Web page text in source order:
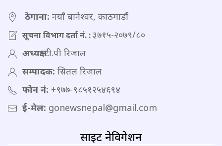
ठेगाना: नयाँ बानेश्वर, काठमाडौं
सूचना विभाग दर्ता नं. :३७१५-२०७९/८०
अध्यक्ष:टी.पी रिजाल
सम्पादक: सितल रिजाल
फोन नं: +९७७-९८५१२५४६९४
ई-मेल: gonewsnepal@gmail.com
साइट नेविगेशन